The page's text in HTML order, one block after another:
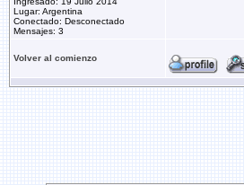
Lugar: Argentina
Conectado: Desconectado
Mensajes: 3
Volver al comienzo